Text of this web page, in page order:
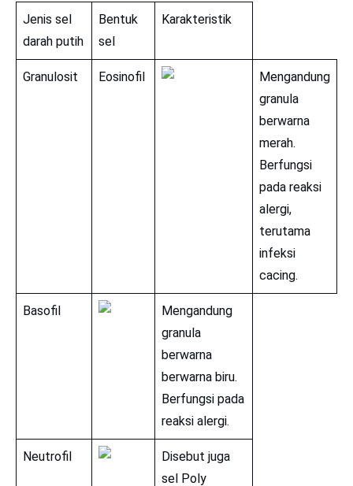
Jenis sel
darah putih
Bentuk
sel
Karakteristik
Granulosit Eosinofil
Mengandung
granula
berwarna
merah.
Berfungsi
pada reaksi
alergi,
terutama
infeksi
cacing.
Basofil
Mengandung
granula
berwarna
berwarna biru.
Berfungsi pada
reaksi alergi.
Neutrofil
Disebut juga
sel Poly